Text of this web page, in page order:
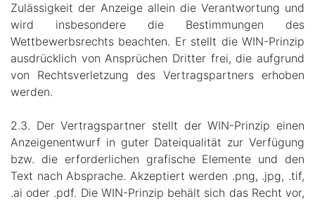
Zulässigkeit der Anzeige allein die Verantwortung und
wird insbesondere die Bestimmungen des
Wettbewerbsrechts beachten. Er stellt die WIN-Prinzip
ausdrücklich von Ansprüchen Dritter frei, die aufgrund
von Rechtsverletzung des Vertragspartners erhoben
werden.
2.3. Der Vertragspartner stellt der WIN-Prinzip einen
Anzeigenentwurf in guter Dateiqualität zur Verfügung
bzw. die erforderlichen grafische Elemente und den
Text nach Absprache. Akzeptiert werden .png, .jpg, .tif,
.ai oder .pdf. Die WIN-Prinzip behält sich das Recht vor,